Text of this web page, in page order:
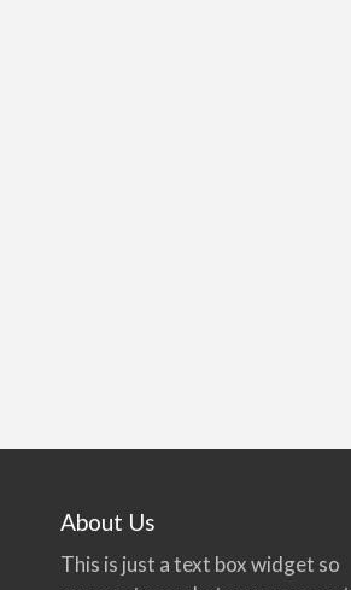
About Us
This is just a text box widget so